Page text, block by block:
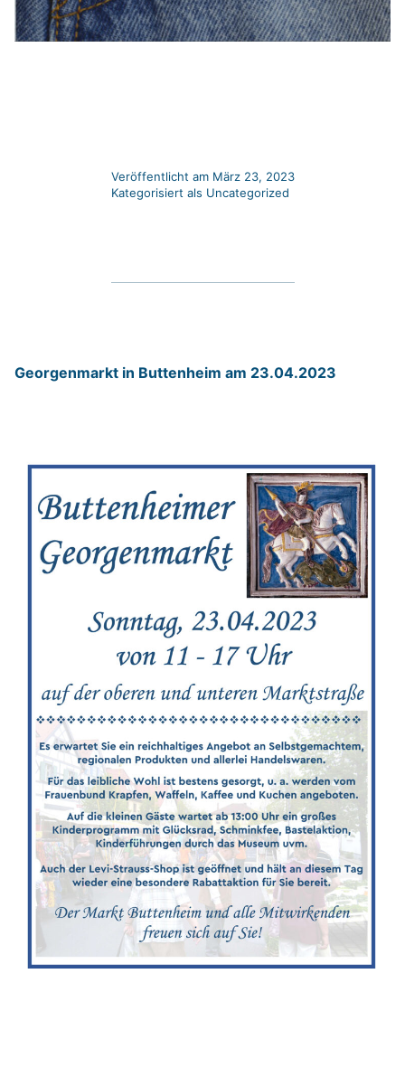
Georgenmarkt in Buttenheim am 23.04.2023
Veröffentlicht am März 23, 2023
Kategorisiert als Uncategorized